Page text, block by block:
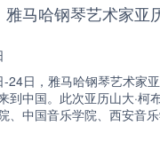
雅马哈钢琴艺术家亚
24日，雅马哈钢琴艺术家
到中国。此次亚历山大·柯
、中国音乐学院、西安音